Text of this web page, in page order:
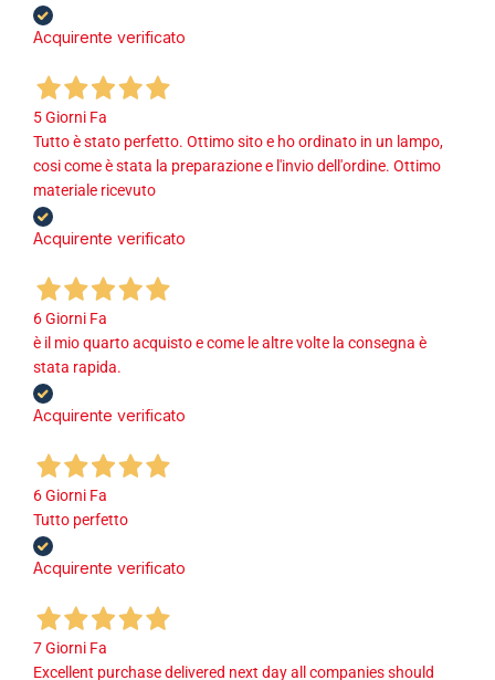
Acquirente verificato
5 Giorni Fa
Tutto è stato perfetto. Ottimo sito e ho ordinato in un lampo,
cosi come è stata la preparazione e l'invio dell'ordine. Ottimo
materiale ricevuto
Acquirente verificato
6 Giorni Fa
è il mio quarto acquisto e come le altre volte la consegna è
stata rapida.
Acquirente verificato
6 Giorni Fa
Tutto perfetto
Acquirente verificato
7 Giorni Fa
Excellent purchase delivered next day all companies should